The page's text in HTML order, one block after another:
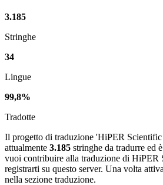
3.185
Stringhe
34
Lingue
99,8%
Tradotte
Il progetto di traduzione 'HiPER
attualmente 3.185 stringhe da tradurre ed
vuoi contribuire alla traduzione di HiPER
registrarti su questo server. Una volta
nella sezione traduzione.